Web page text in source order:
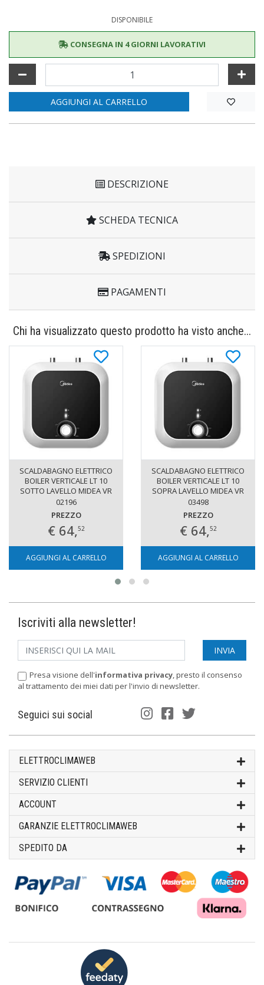
DISPONIBILE
CONSEGNA IN 4 GIORNI LAVORATIVI
AGGIUNGI AL CARRELLO
DESCRIZIONE
SCHEDA TECNICA
SPEDIZIONI
PAGAMENTI
Chi ha visualizzato questo prodotto ha visto anche...
SCALDABAGNO ELETTRICO
BOILER VERTICALE LT 10
SOTTO LAVELLO MIDEA VR
02196
PREZZO
€ 64,52
AGGIUNGI AL CARRELLO
SCALDABAGNO ELETTRICO
BOILER VERTICALE LT 10
SOPRA LAVELLO MIDEA VR
03498
PREZZO
€ 64,52
AGGIUNGI AL CARRELLO
Iscriviti alla newsletter!
Presa visione dell'informativa privacy, presto il consenso
al trattamento dei miei dati per l'invio di newsletter.
Seguici sui social
ELETTROCLIMAWEB
SERVIZIO CLIENTI
ACCOUNT
GARANZIE ELETTROCLIMAWEB
SPEDITO DA